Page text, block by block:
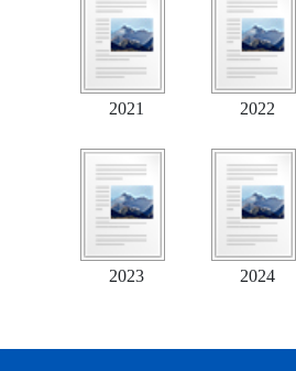
2021 2022
2023 2024